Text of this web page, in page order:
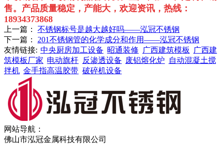
售。 产品质量稳定，产能大，欢迎资讯，热线：
18934373868
上一篇： 不锈钢标号是越大越好吗——泓冠不锈钢
下一篇： 201不锈钢管的化学成分和作用——泓冠不锈钢
友情链接: 中央厨房加工设备 昭通装修 广西建筑模板
广西建
筑模板厂家 电动旗杆 反渗透设备 废铝熔化炉
自动混凝土搅
拌机 金手指高温胶带 破碎机设备
网站导航：
佛山市泓冠金属科技有限公司